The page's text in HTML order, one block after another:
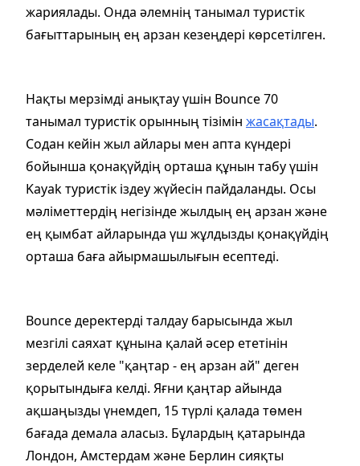
жариялады. Онда әлемнің танымал туристік
бағыттарының ең арзан кезеңдері көрсетілген.
Нақты мерзімді анықтау үшін Bounce 70
танымал туристік орынның тізімін жасақтады.
Содан кейін жыл айлары мен апта күндері
бойынша қонақүйдің орташа құнын табу үшін
Kayak туристік іздеу жүйесін пайдаланды. Осы
мәліметтердің негізінде жылдың ең арзан және
ең қымбат айларында үш жұлдызды қонақүйдің
орташа баға айырмашылығын есептеді.
Bounce деректерді талдау барысында жыл
мезгілі саяхат құнына қалай әсер ететінін
зерделей келе "қаңтар - ең арзан ай" деген
қорытындыға келді. Яғни қаңтар айында
ақшаңызды үнемдеп, 15 түрлі қалада төмен
бағада демала аласыз. Бұлардың қатарында
Лондон, Амстердам және Берлин сияқты